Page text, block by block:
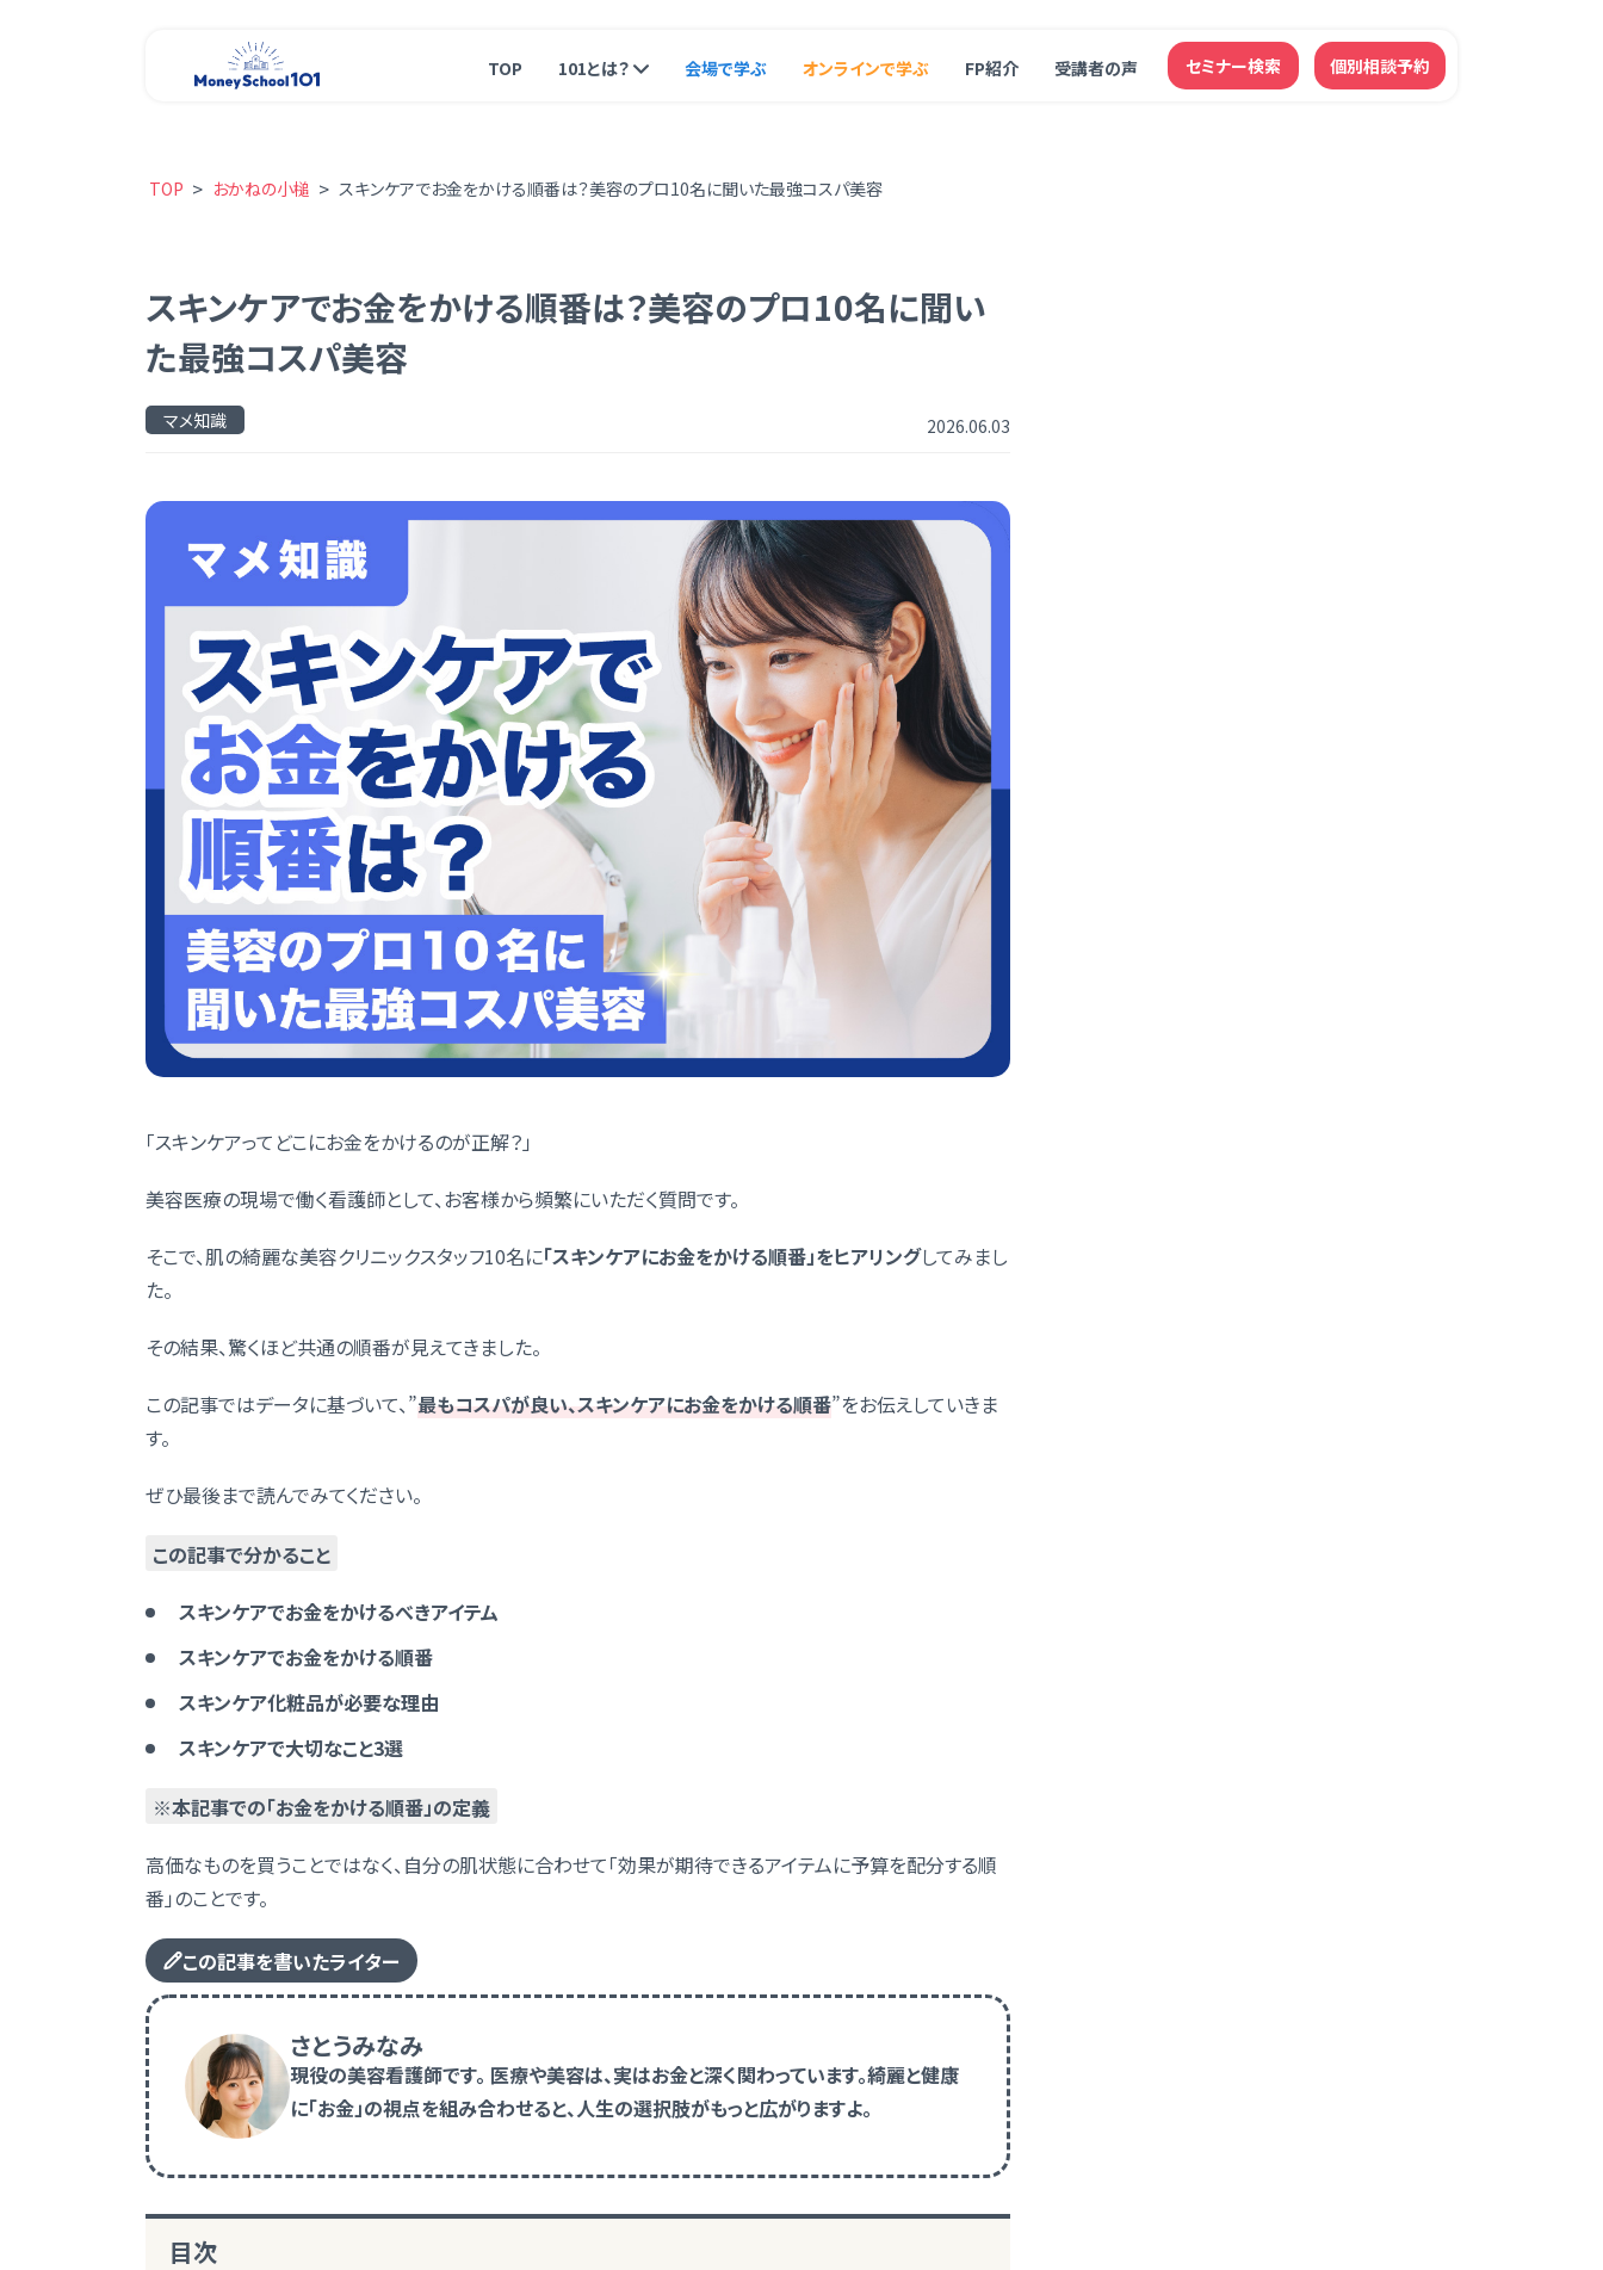
TOP 101とは？ 会場で学ぶ オンラインで学ぶ FP紹介 受講者の声 セミナー検索 個別相談予約
TOP > おかねの小槌 > スキンケアでお金をかける順番は？美容のプロ10名に聞いた最強コスパ美容
スキンケアでお金をかける順番は？美容のプロ10名に聞い
た最強コスパ美容
マメ知識 2026.06.03
「スキンケアってどこにお金をかけるのが正解？」
美容医療の現場で働く看護師として、お客様から頻繁にいただく質問です。
そこで、肌の綺麗な美容クリニックスタッフ10名に「スキンケアにお金をかける順番」をヒアリングしてみまし
た。
その結果、驚くほど共通の順番が見えてきました。
この記事ではデータに基づいて、”最もコスパが良い、スキンケアにお金をかける順番”をお伝えしていきま
す。
ぜひ最後まで読んでみてください。
この記事で分かること
スキンケアでお金をかけるべきアイテム
スキンケアでお金をかける順番
スキンケア化粧品が必要な理由
スキンケアで大切なこと3選
※本記事での「お金をかける順番」の定義
高価なものを買うことではなく、自分の肌状態に合わせて「効果が期待できるアイテムに予算を配分する順
番」のことです。
この記事を書いたライター
さとうみなみ
現役の美容看護師です。 医療や美容は、実はお金と深く関わっています。綺麗と健康
に「お金」の視点を組み合わせると、人生の選択肢がもっと広がりますよ。
目次